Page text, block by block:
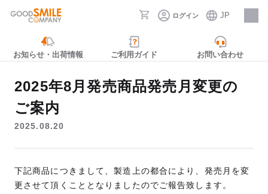
ログイン JP
採用情報
お知らせ・出荷情報 ご利用ガイド お問い合わせ
2025年8月発売商品発売月変更の
ご案内
2025.08.20
下記商品につきまして、製造上の都合により、発売月を変
更させて頂くこととなりましたのでご報告致します。